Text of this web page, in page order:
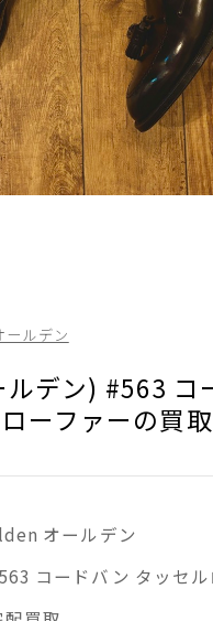
ールデン
ルデン) #563 コ
ーファーの買
オールデン
コードバン タッセル